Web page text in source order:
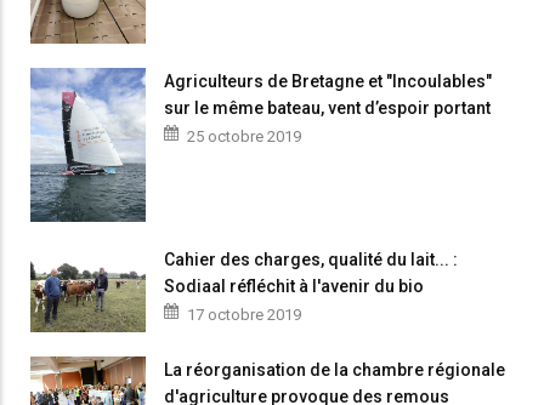
Agriculteurs de Bretagne et "Incoulables"
sur le même bateau, vent d’espoir portant
25 octobre 2019
Cahier des charges, qualité du lait... :
Sodiaal réfléchit à l'avenir du bio
17 octobre 2019
La réorganisation de la chambre régionale
d'agriculture provoque des remous